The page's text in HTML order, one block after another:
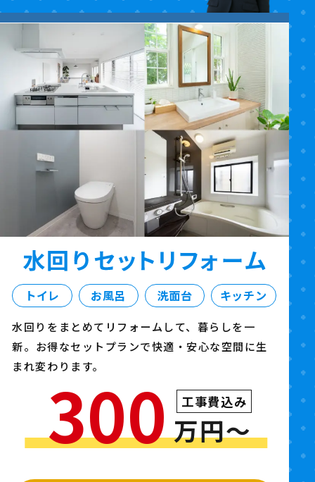
トイレ お風呂 洗面台 キッチン
水回りをまとめてリフォームして、暮らしを一
新。 お得なセットプランで快適・安心な空間に生
まれ変わります。
工事費込み
300万円〜